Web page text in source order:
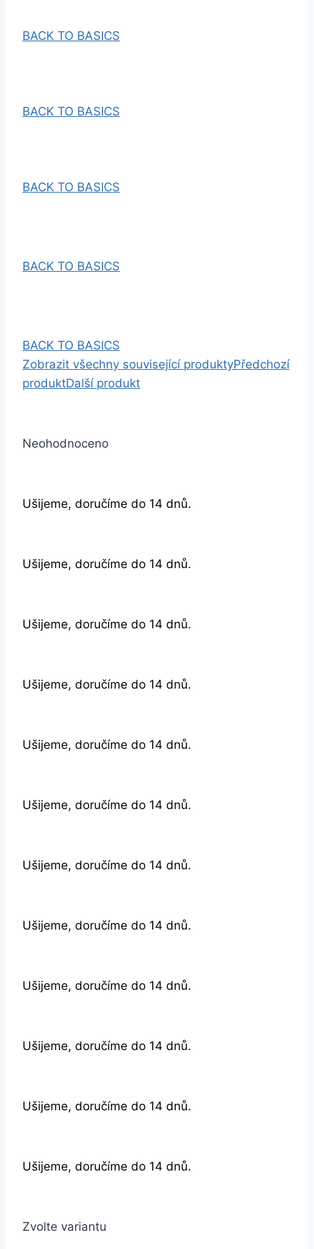
BACK TO BASICS
BACK TO BASICS
BACK TO BASICS
BACK TO BASICS
BACK TO BASICS
Zobrazit všechny související produktyPředchozí
produktDalší produkt
Neohodnoceno
Ušijeme, doručíme do 14 dnů.
Ušijeme, doručíme do 14 dnů.
Ušijeme, doručíme do 14 dnů.
Ušijeme, doručíme do 14 dnů.
Ušijeme, doručíme do 14 dnů.
Ušijeme, doručíme do 14 dnů.
Ušijeme, doručíme do 14 dnů.
Ušijeme, doručíme do 14 dnů.
Ušijeme, doručíme do 14 dnů.
Ušijeme, doručíme do 14 dnů.
Ušijeme, doručíme do 14 dnů.
Ušijeme, doručíme do 14 dnů.
Zvolte variantu